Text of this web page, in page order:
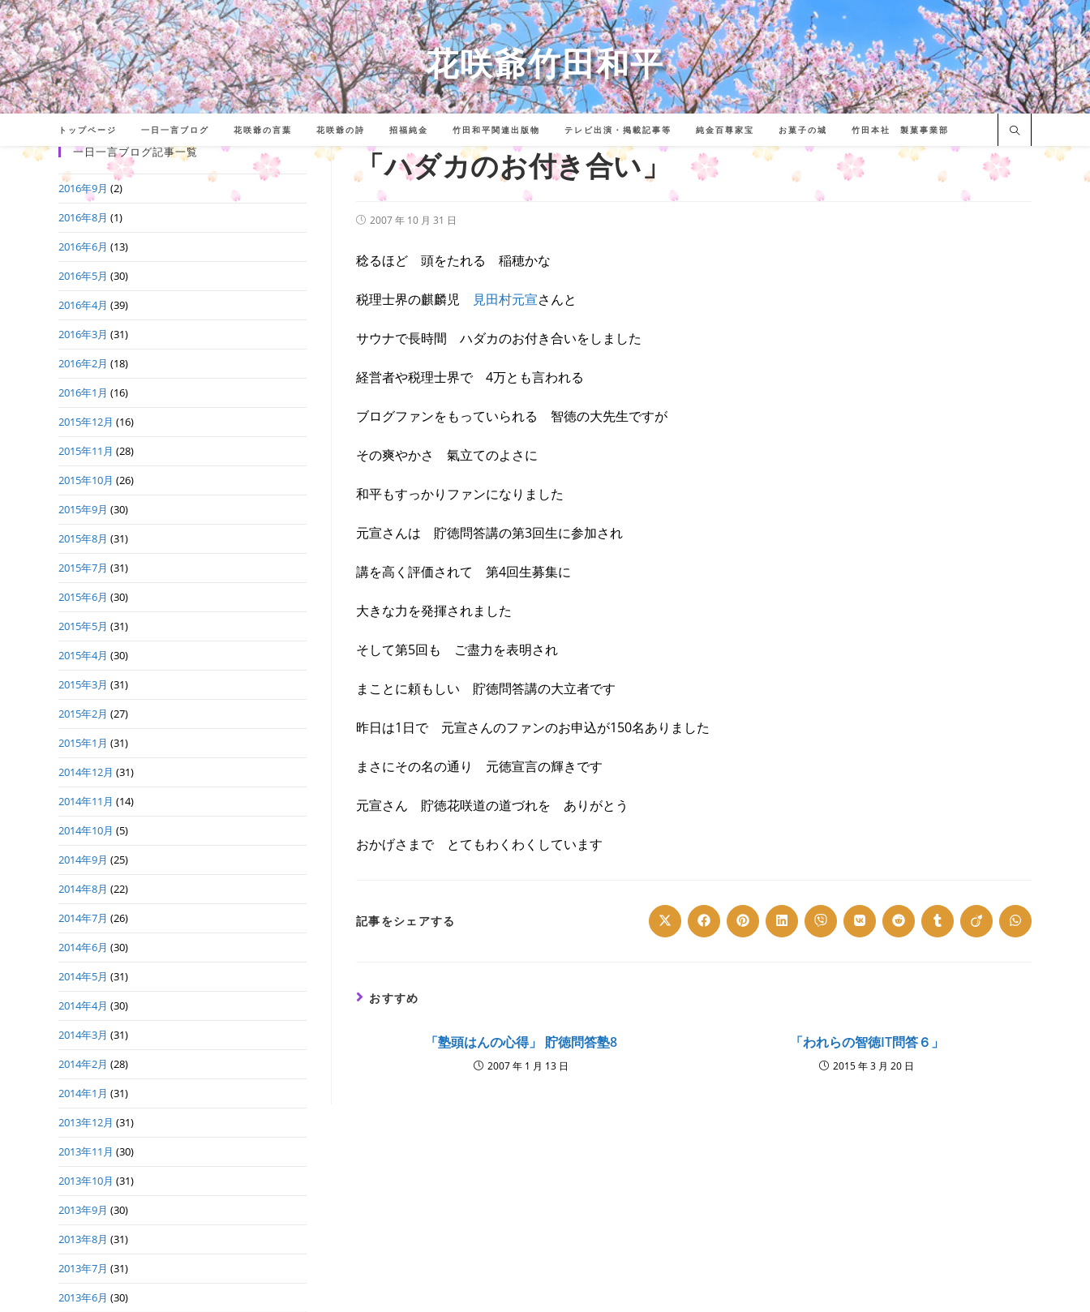
コ
ン
テ
ン
ツ
花咲爺竹田和平
トップページ 一日一言ブログ 花咲爺の言葉 花咲爺の詩 招福純金 竹田和平関連出版物 テレビ出演・掲載記事等 純金百尊家宝 お菓子の城 竹田本社 製菓事業部
「ハダカのお付き合い」
投
開
日:
2007 年 10 月 31 日
稔るほど 頭をたれる 稲穂かな
税理士界の麒麟児 見田村元宣さんと
サウナで長時間 ハダカのお付き合いをしました
経営者や税理士界で 4万とも言われる
ブログファンをもっていられる 智徳の大先生ですが
その爽やかさ 氣立てのよさに
和平もすっかりファンになりました
元宣さんは 貯徳問答講の第3回生に参加され
講を高く評価されて 第4回生募集に
大きな力を発揮されました
そして第5回も ご盡力を表明され
まことに頼もしい 貯徳問答講の大立者です
昨日は1日で 元宣さんのファンのお申込が150名ありました
まさにその名の通り 元徳宣言の輝きです
元宣さん 貯徳花咲道の道づれを ありがとう
おかげさまで とてもわくわくしています
記事をシェアする Opens
in
Opens
in
Opens
in
Opens
in
Opens
in
Opens
in
Opens
in
Opens
in
Opens
in
Opens
in
おすすめ
「塾頭はんの心得」 貯徳問答塾8
2007 年 1 月 13 日
「われらの智徳IT問答６」
2015 年 3 月 20 日
一日一言ブログ記事一覧
2016年9月 (2)
2016年8月 (1)
2016年6月 (13)
2016年5月 (30)
2016年4月 (39)
2016年3月 (31)
2016年2月 (18)
2016年1月 (16)
2015年12月 (16)
2015年11月 (28)
2015年10月 (26)
2015年9月 (30)
2015年8月 (31)
2015年7月 (31)
2015年6月 (30)
2015年5月 (31)
2015年4月 (30)
2015年3月 (31)
2015年2月 (27)
2015年1月 (31)
2014年12月 (31)
2014年11月 (14)
2014年10月 (5)
2014年9月 (25)
2014年8月 (22)
2014年7月 (26)
2014年6月 (30)
2014年5月 (31)
2014年4月 (30)
2014年3月 (31)
2014年2月 (28)
2014年1月 (31)
2013年12月 (31)
2013年11月 (30)
2013年10月 (31)
2013年9月 (30)
2013年8月 (31)
2013年7月 (31)
2013年6月 (30)